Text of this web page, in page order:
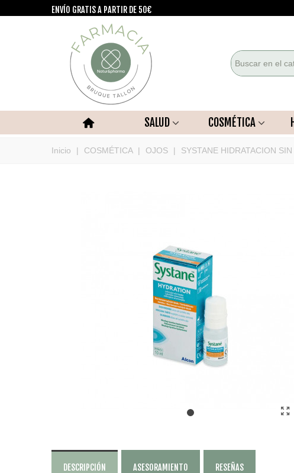
ENVÍO GRATIS A PARTIR DE 50€
SALUD COSMÉTICA
Inicio | COSMÉTICA | OJOS | SYSTANE HIDRATACION
DESCRIPCIÓN ASESORAMIENTO RESEÑAS